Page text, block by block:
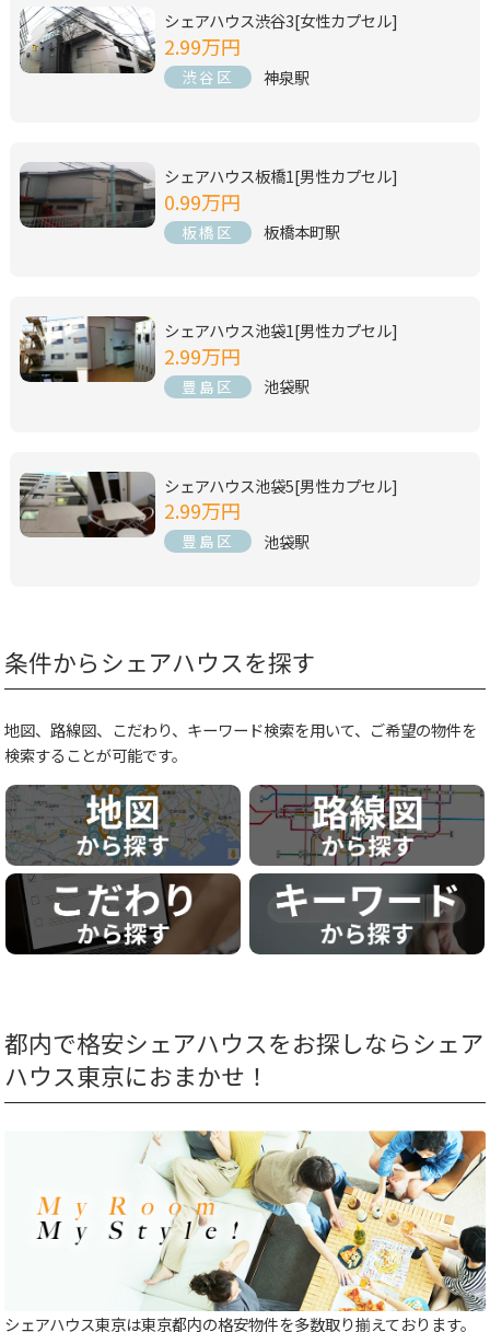
シェアハウス渋谷3[女性カプセル]
2.99万円
渋谷区 神泉駅
シェアハウス板橋1[男性カプセル]
0.99万円
板橋区 板橋本町駅
シェアハウス池袋1[男性カプセル]
2.99万円
豊島区 池袋駅
シェアハウス池袋5[男性カプセル]
2.99万円
豊島区 池袋駅
条件からシェアハウスを探す
地図、路線図、こだわり、キーワード検索を用いて、ご希望の物件を
検索することが可能です。
都内で格安シェアハウスをお探しならシェア
ハウス東京におまかせ！
シェアハウス東京は東京都内の格安物件を多数取り揃えております。